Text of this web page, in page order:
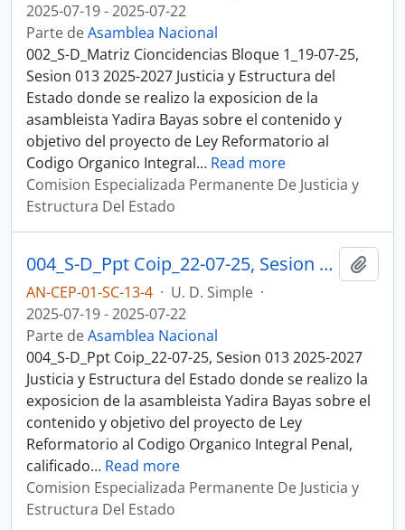
2025-07-19 - 2025-07-22
Parte deAsamblea Nacional
002_S-D_Matriz Cioncidencias Bloque 1_19-07-25,
Sesion 013 2025-2027 Justicia y Estructura del
Estado donde se realizo la exposicion de la
asambleista Yadira Bayas sobre el contenido y
objetivo del proyecto de Ley Reformatorio al
Codigo Organico Integral… Read more
Comision Especializada Permanente De Justicia y
Estructura Del Estado
004_S-D_Ppt Coip_22-07-25, Sesion 013 Justicia y Estructura del Estado
AN-CEP-01-SC-13-4 · U. D. Simple ·
2025-07-19 - 2025-07-22
Parte deAsamblea Nacional
004_S-D_Ppt Coip_22-07-25, Sesion 013 2025-2027
Justicia y Estructura del Estado donde se realizo la
exposicion de la asambleista Yadira Bayas sobre el
contenido y objetivo del proyecto de Ley
Reformatorio al Codigo Organico Integral Penal,
calificado… Read more
Comision Especializada Permanente De Justicia y
Estructura Del Estado